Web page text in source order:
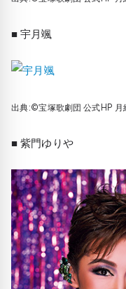
■ 宇月颯
出典:©宝塚歌劇団 公式HP 月
■ 紫門ゆりや